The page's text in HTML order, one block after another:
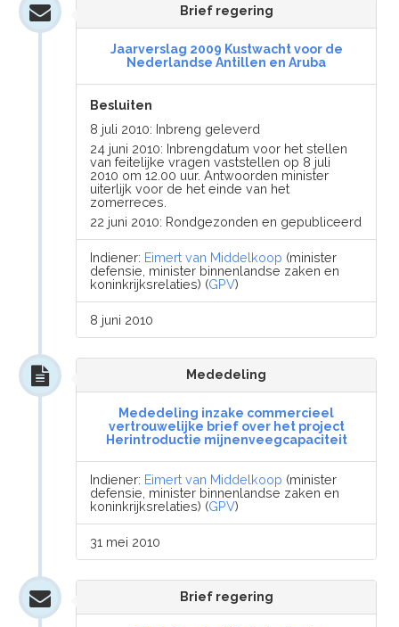
Brief regering
Jaarverslag 2009 Kustwacht voor de
Nederlandse Antillen en Aruba
Besluiten
8 juli 2010: Inbreng geleverd
24 juni 2010: Inbrengdatum voor het stellen
van feitelijke vragen vaststellen op 8 juli
2010 om 12.00 uur. Antwoorden minister
uiterlijk voor de het einde van het
zomerreces.
22 juni 2010: Rondgezonden en gepubliceerd
Indiener: Eimert van Middelkoop (minister
defensie, minister binnenlandse zaken en
koninkrijksrelaties) (GPV)
8 juni 2010
Mededeling
Mededeling inzake commercieel
vertrouwelijke brief over het project
Herintroductie mijnenveegcapaciteit
Indiener: Eimert van Middelkoop (minister
defensie, minister binnenlandse zaken en
koninkrijksrelaties) (GPV)
31 mei 2010
Brief regering